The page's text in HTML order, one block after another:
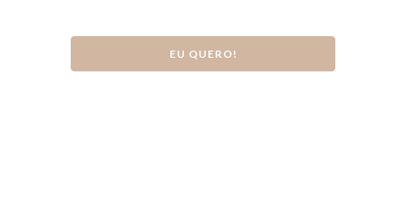
EU QUERO!